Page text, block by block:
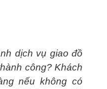
dịch vụ giao đồ
công? Khách
nếu không có